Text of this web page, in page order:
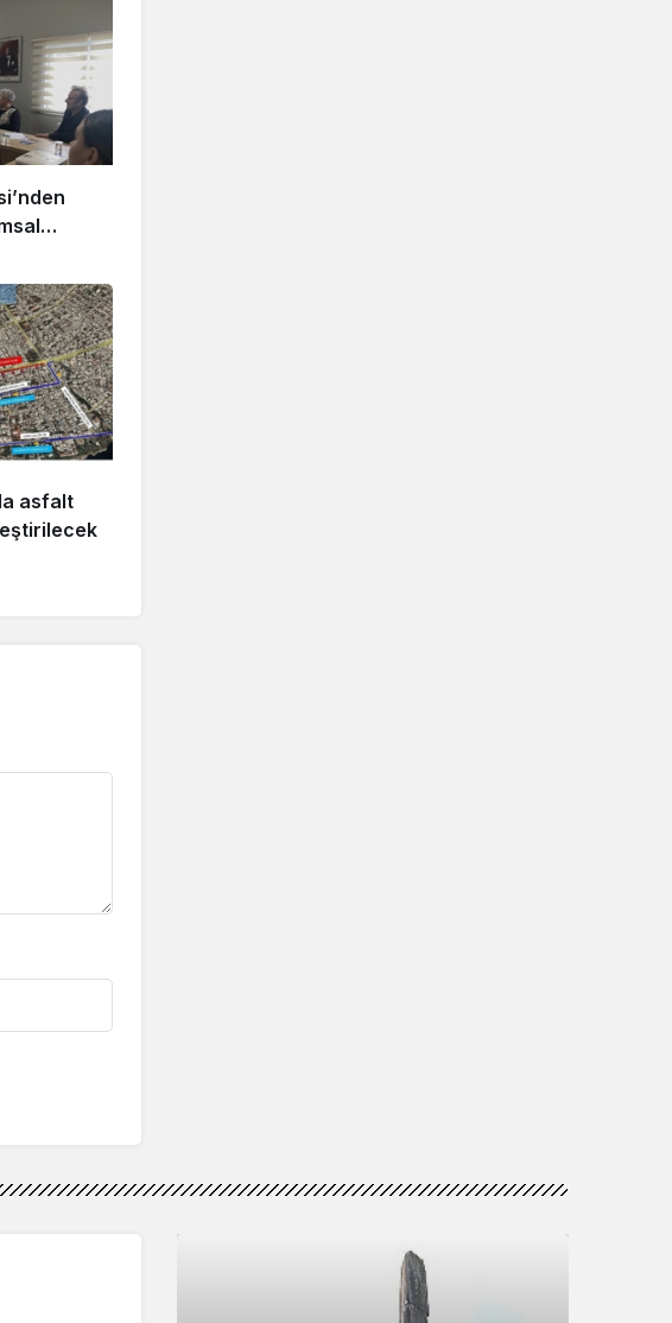
asfalt